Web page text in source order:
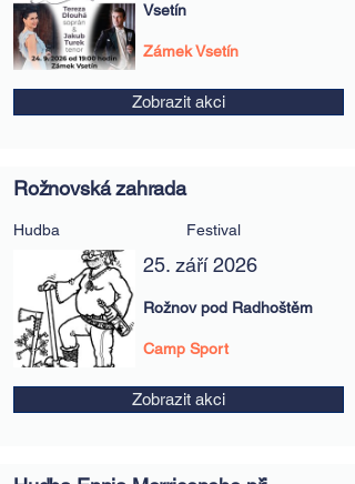
Vsetín
Zámek Vsetín
Zobrazit akci
Rožnovská zahrada
Hudba Festival
25. září 2026
Rožnov pod Radhoštěm
Camp Sport
Zobrazit akci